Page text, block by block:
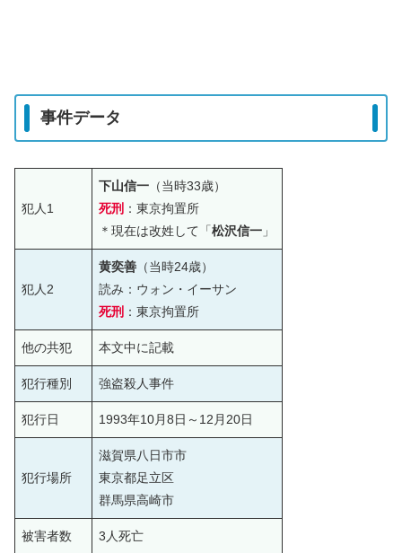
事件データ
犯人1
下山信一 （当時33歳）
死刑 ：東京拘置所
＊現在は改姓して「松沢信一 」
犯人2
黄奕善 （当時24歳）
読み：ウォン・イーサン
死刑 ：東京拘置所
他の共犯 本文中に記載
犯行種別 強盗殺人事件
犯行日 1993年10月8日～12月20日
犯行場所
滋賀県八日市市
東京都足立区
群馬県高崎市
被害者数 3人死亡